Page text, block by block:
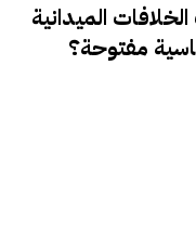
الميدانية
مفتوحة؟